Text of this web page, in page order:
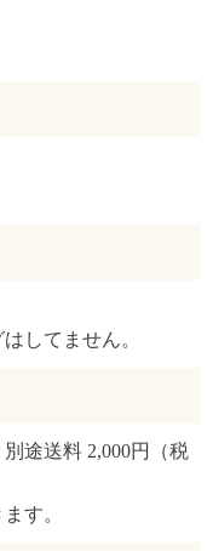
してません。
途送料 2,000円（税
す。